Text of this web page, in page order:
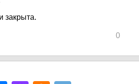
закрыта.
0